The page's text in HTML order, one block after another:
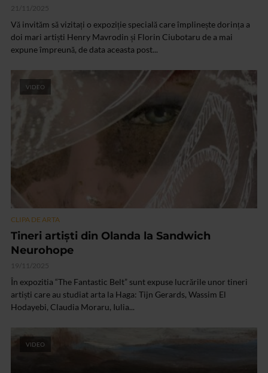
21/11/2025
Vă invităm să vizitați o expoziție specială care împlinește dorința a
doi mari artiști Henry Mavrodin și Florin Ciubotaru de a mai
expune împreună, de data aceasta post...
VIDEO
CLIPA DE ARTA
Tineri artiști din Olanda la Sandwich
Neurohope
19/11/2025
În expozitia “The Fantastic Belt” sunt expuse lucrările unor tineri
artiști care au studiat arta la Haga: Tijn Gerards, Wassim El
Hodayebi, Claudia Moraru, Iulia...
VIDEO